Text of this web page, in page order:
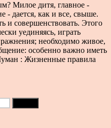
Милое дитя, главное -
- дается, как и все, свыше.
и совершенствовать. Этого
уединяясь, играть
необходимо живое,
особенно важно иметь
: Жизненные правила